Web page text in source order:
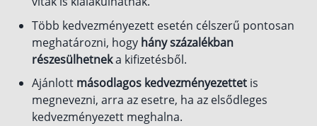
Utasbiztosítás
Lakásbiztosítás útmutató – Hogyan válassz?
Lakásbiztosítás: válaszok az 50 leggyakoribb
kérdésre
Minősített Fogyasztóbarát Otthonbiztosítás
útmutató
Több kedvezményezett esetén célszerű pontosan
meghatározni, hogy hány százalékban
részesülhetneka kifizetésből.
Ajánlott másodlagos kedvezményezettet is
megnevezni, arra az esetre, ha az elsődleges
kedvezményezett meghalna.